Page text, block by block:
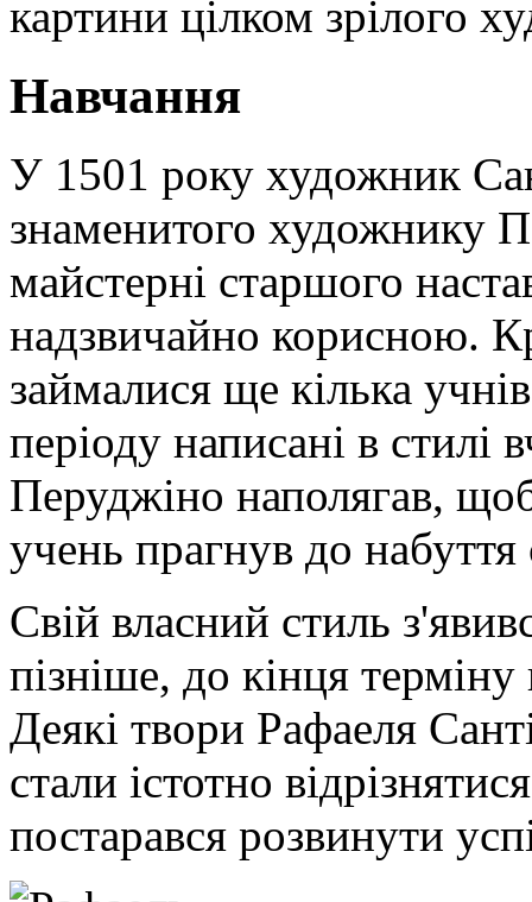
картини цілком зрілого
Навчання
У 1501 року художник
знаменитого художнику
майстерні старшого
надзвичайно корисною.
займалися ще кілька
періоду написані в
Перуджіно наполягав,
учень прагнув до
Свій власний стиль
пізніше, до кінця
Деякі твори Рафаеля
стали істотно
постарався розвинути